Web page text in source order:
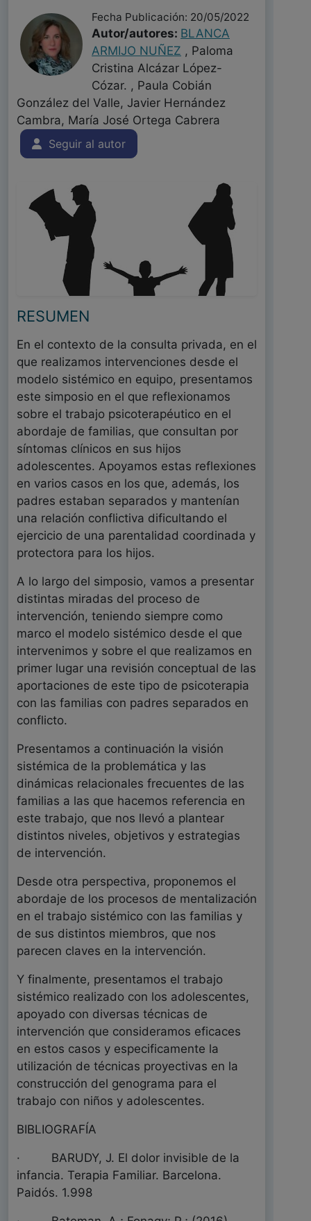
Fecha Publicación: 20/05/2022
Autor/autores: BLANCA
ARMIJO NUÑEZ , Paloma
Cristina Alcázar López-
Cózar. , Paula Cobián
González del Valle, Javier Hernández
Cambra, María José Ortega Cabrera
Seguir al autor
RESUMEN
En el contexto de la consulta privada, en el
que realizamos intervenciones desde el
modelo sistémico en equipo, presentamos
este simposio en el que reflexionamos
sobre el trabajo psicoterapéutico en el
abordaje de familias, que consultan por
síntomas clínicos en sus hijos
adolescentes. Apoyamos estas reflexiones
en varios casos en los que, además, los
padres estaban separados y mantenían
una relación conflictiva dificultando el
ejercicio de una parentalidad coordinada y
protectora para los hijos.
A lo largo del simposio, vamos a presentar
distintas miradas del proceso de
intervención, teniendo siempre como
marco el modelo sistémico desde el que
intervenimos y sobre el que realizamos en
primer lugar una revisión conceptual de las
aportaciones de este tipo de psicoterapia
con las familias con padres separados en
conflicto.
Presentamos a continuación la visión
sistémica de la problemática y las
dinámicas relacionales frecuentes de las
familias a las que hacemos referencia en
este trabajo, que nos llevó a plantear
distintos niveles, objetivos y estrategias
de intervención.
Desde otra perspectiva, proponemos el
abordaje de los procesos de mentalización
en el trabajo sistémico con las familias y
de sus distintos miembros, que nos
parecen claves en la intervención.
Y finalmente, presentamos el trabajo
sistémico realizado con los adolescentes,
apoyado con diversas técnicas de
intervención que consideramos eficaces
en estos casos y especificamente la
utilización de técnicas proyectivas en la
construcción del genograma para el
trabajo con niños y adolescentes.
BIBLIOGRAFÍA
· BARUDY, J. El dolor invisible de la
infancia. Terapia Familiar. Barcelona.
Paidós. 1.998